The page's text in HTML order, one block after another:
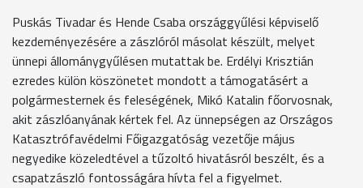
Puskás Tivadar és Hende Csaba országgyűlési képviselő
kezdeményezésére a zászlóról másolat készült, melyet
ünnepi állománygyűlésen mutattak be. Erdélyi Krisztián
ezredes külön köszönetet mondott a támogatásért a
polgármesternek és feleségének, Mikó Katalin főorvosnak,
akit zászlóanyának kértek fel. Az ünnepségen az Országos
Katasztrófavédelmi Főigazgatóság vezetője május
negyedike közeledtével a tűzoltó hivatásról beszélt, és a
csapatzászló fontosságára hívta fel a figyelmet.